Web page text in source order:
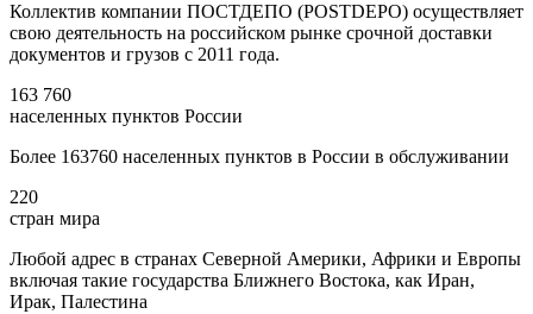
Коллектив компании ПОСТДЕПО (POSTDEPO) осуществляет
свою деятельность на российском рынке срочной доставки
документов и грузов с 2011 года.
163 760
населенных пунктов России
Более 163760 населенных пунктов в России в обслуживании
220
стран мира
Любой адрес в странах Северной Америки, Африки и Европы
включая такие государства Ближнего Востока, как Иран,
Ирак, Палестина